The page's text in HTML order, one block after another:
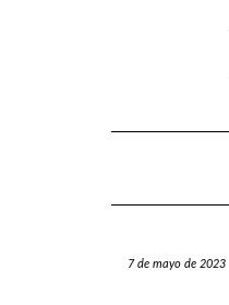
7 de mayo de 2023